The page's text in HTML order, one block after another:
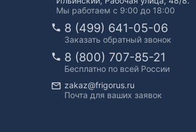
Мы работаем с 9:00 до 18:00
8 (499) 641-05-06
Заказать обратный звонок
8 (800) 707-85-21
Бесплатно по всей России
zakaz@frigorus.ru
Почта для ваших заявок